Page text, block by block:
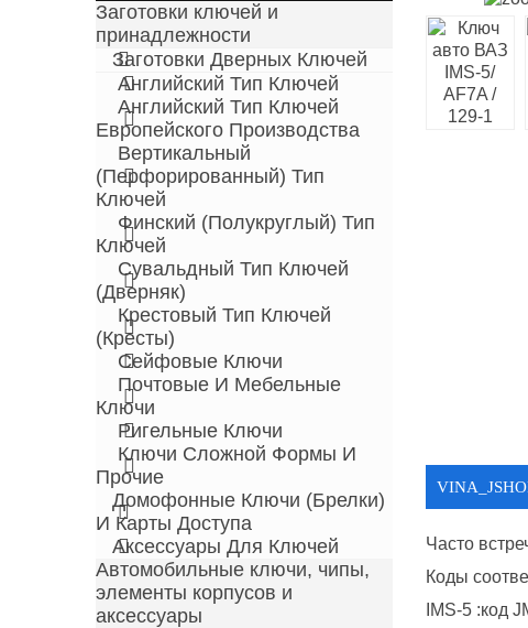
Заготовки ключей и
принадлежности
Заготовки Дверных Ключей
Английский Тип Ключей
Английский Тип Ключей
Европейского Производства
Вертикальный
(перфорированный) Тип
Ключей
Финский (полукруглый) Тип
Ключей
Сувальдный Тип Ключей
(дверняк)
Крестовый Тип Ключей
(кресты)
Сейфовые Ключи
Почтовые И Мебельные
Ключи
Ригельные Ключи
Ключи Сложной Формы И
Прочие
Домофонные Ключи (брелки)
И Карты Доступа
Аксессуары Для Ключей
Автомобильные ключи, чипы,
элементы корпусов и
аксессуары
Часто
Коды
IMS-5 :код